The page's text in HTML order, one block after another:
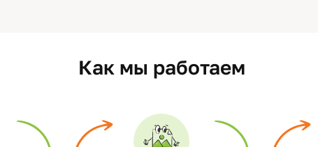
Как мы работаем